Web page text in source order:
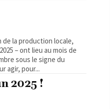
de la production locale,
– ont lieu au mois de
sous le signe du
agir, pour...
2025 !